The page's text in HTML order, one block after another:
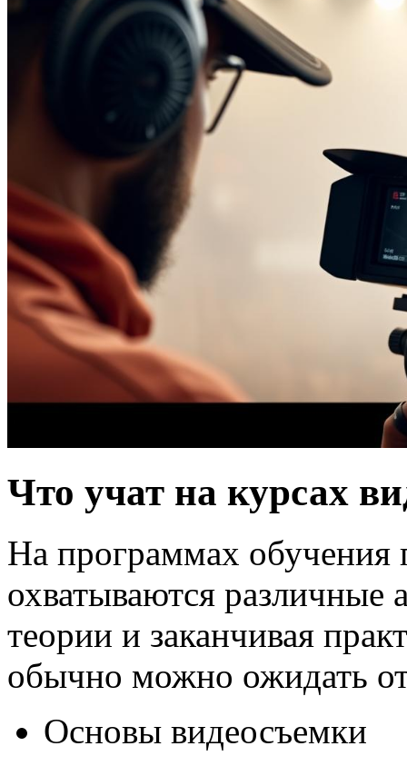
Что учат на курсах
На программах
охватываются различные
теории и заканчивая
обычно можно ожидать
Основы видеосъемки